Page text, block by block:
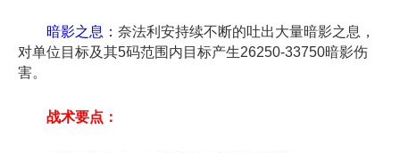
暗影之息： 奈法利安持续不断的吐出大量暗影之息，
对单位目标及其5码范围内目标产生26250-33750暗影伤
害。
战术要点：